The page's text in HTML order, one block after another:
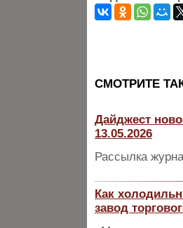
CМОТРИТЕ
Дайджест
13.05.2026
Рассылка
Как
завод